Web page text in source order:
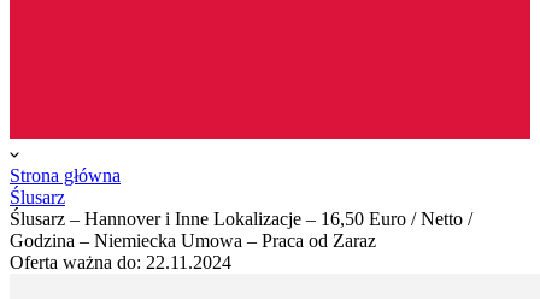
Strona główna
Ślusarz
Ślusarz – Hannover i Inne Lokalizacje – 16,50 Euro / Netto /
Godzina – Niemiecka Umowa – Praca od Zaraz
Oferta ważna do: 22.11.2024